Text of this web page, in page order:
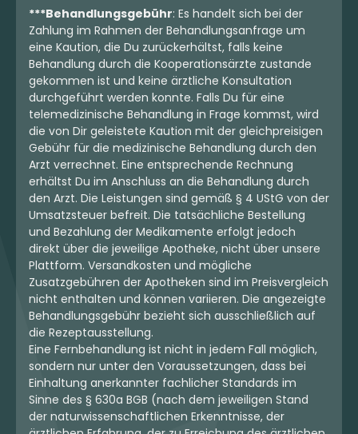
***Behandlungsgebühr: Es handelt sich bei der
Zahlung im Rahmen der Behandlungsanfrage um
eine Kaution, die Du zurückerhältst, falls keine
Behandlung durch die Kooperationsärzte zustande
gekommen ist und keine ärztliche Konsultation
durchgeführt werden konnte. Falls Du für eine
telemedizinische Behandlung in Frage kommst, wird
die von Dir geleistete Kaution mit der gleichpreisigen
Gebühr für die medizinische Behandlung durch den
Arzt verrechnet. Eine entsprechende Rechnung
erhältst Du im Anschluss an die Behandlung durch
den Arzt. Die Leistungen sind gemäß § 4 UStG von der
Umsatzsteuer befreit. Die tatsächliche Bestellung
und Bezahlung der Medikamente erfolgt jedoch
direkt über die jeweilige Apotheke, nicht über unsere
Plattform. Versandkosten und mögliche
Zusatzgebühren der Apotheken sind im Preisvergleich
nicht enthalten und können variieren. Die angezeigte
Behandlungsgebühr bezieht sich ausschließlich auf
die Rezeptausstellung.
Eine Fernbehandlung ist nicht in jedem Fall möglich,
sondern nur unter den Voraussetzungen, dass bei
Einhaltung anerkannter fachlicher Standards im
Sinne des § 630a BGB (nach dem jeweiligen Stand
der naturwissenschaftlichen Erkenntnisse, der